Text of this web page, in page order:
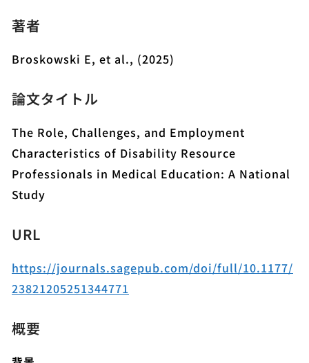
著者
Broskowski E, et al., (2025)
論文タイトル
The Role, Challenges, and Employment
Characteristics of Disability Resource
Professionals in Medical Education: A National
Study
URL
https://journals.sagepub.com/doi/full/10.1177/
23821205251344771
概要